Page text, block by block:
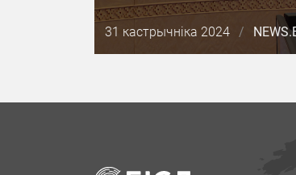
Дата
публикации
31 кастрычніка 2024 /